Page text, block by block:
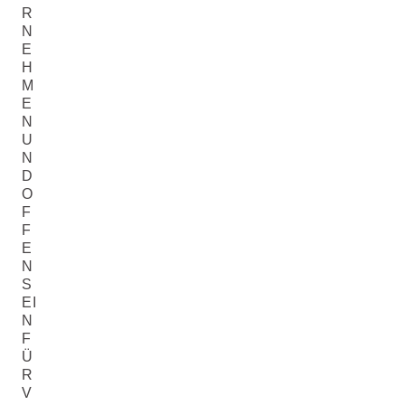
R
N
E
H
M
E
N
U
N
D
O
F
F
E
N
S
EI
N
F
Ü
R
V